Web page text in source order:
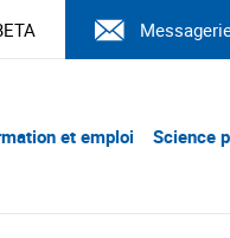
et emploi Science